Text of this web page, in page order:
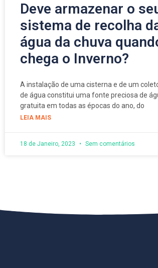
Deve armazenar o
sistema de recolha
água da chuva
chega o Inverno?
A instalação de uma cisterna e de um
de água constitui uma fonte preciosa de
gratuita em todas as épocas do ano, do
LEIA MAIS
18 de Janeiro, 2023 Sem comentários